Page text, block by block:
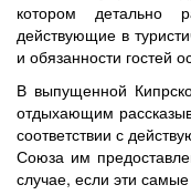
котором детально
действующие в
и обязанности гостей
В выпущенной
отдыхающим
соответствии с
Союза им
случае, если эти